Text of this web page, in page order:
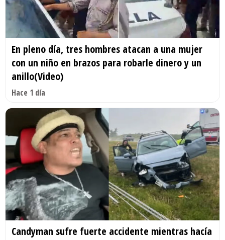
En pleno día, tres hombres atacan a una mujer
con un niño en brazos para robarle dinero y un
anillo(Video)
Hace 1 día
Candyman sufre fuerte accidente mientras hacía